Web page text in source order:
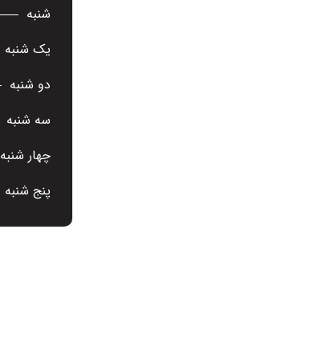
شنبه
یک شنبه
دو شنبه
سه شنبه
چهار شنبه
پنج شنبه